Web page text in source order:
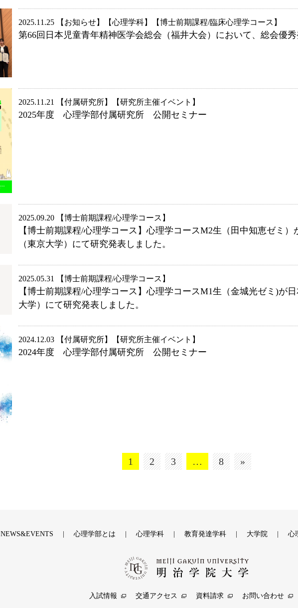
2025.11.25 お知らせ 心理学科 博士前期課程/臨床心理学コース
第66回日本児童青年精神医学会総会（福井大会）において、総会優
2025.11.21 付属研究所 研究所主催イベント
2025年度 心理学部付属研究所 公開セミナー
2025.09.20 博士前期課程/心理学コース
【博士前期課程/心理学コース】心理学コースM2生（田中知恵ゼミ
（東京大学）にて研究発表しました。
2025.05.31 博士前期課程/心理学コース
【博士前期課程/心理学コース】心理学コースM1生（金城光ゼミ)が
大学）にて研究発表しました。
2024.12.03 付属研究所 研究所主催イベント
2024年度 心理学部付属研究所 公開セミナー
1 2 3 … 8 »
NEWS&EVENTS 心理学部とは 心理学科 教育発達学科 大学院 心
入試情報 交通アクセス 資料請求 お問い合わせ